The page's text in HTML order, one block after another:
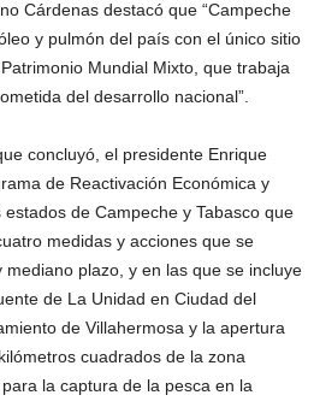
Cárdenas destacó que “Campeche
y pulmón del país con el único sitio
Mundial Mixto, que trabaja
del desarrollo nacional”.
concluyó, el presidente Enrique
de Reactivación Económica y
de Campeche y Tabasco que
medidas y acciones que se
plazo, y en las que se incluye
de La Unidad en Ciudad del
de Villahermosa y la apertura
cuadrados de la zona
la captura de la pesca en la